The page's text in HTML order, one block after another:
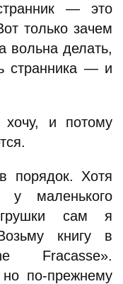
— это
только зачем
вольна делать,
странника — и
и потому
порядок. Хотя
маленького
сам я
книгу в
Fracasse».
по-прежнему